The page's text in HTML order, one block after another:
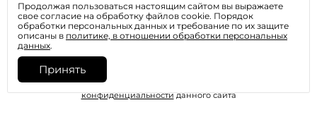
Все права защищены
Отправляя любую форму на сайте, вы соглашаетесь с
конфиденциальностиданного сайта
Продолжая пользоваться настоящим сайтом вы выражаете
свое согласие на обработку файлов cookie. Порядок
обработки персональных данных и требование по их защите
описаны в политике, в отношении обработки персональных
данных.
Принять